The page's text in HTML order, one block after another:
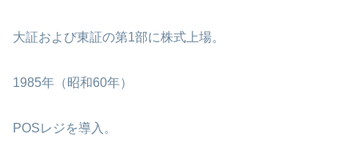
大証および東証の第1部に株式上場。
1985年（昭和60年）
POSレジを導入。